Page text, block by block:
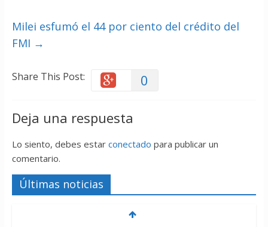
Milei esfumó el 44 por ciento del crédito del
FMI →
Share This Post: 0
Deja una respuesta
Lo siento, debes estar conectado para publicar un
comentario.
Últimas noticias